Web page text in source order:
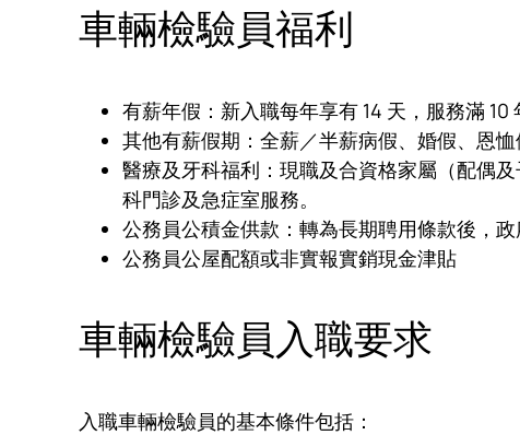
車輛檢驗員福利
有薪年假：新入職每年享有 14 天，服務滿 10
其他有薪假期：全薪／半薪病假、婚假、恩恤
醫療及牙科福利：現職及合資格家屬（配偶
科門診及急症室服務。
公務員公積金供款：轉為長期聘用條款後，
公務員公屋配額或非實報實銷現金津貼
車輛檢驗員入職要求
入職車輛檢驗員的基本條件包括：